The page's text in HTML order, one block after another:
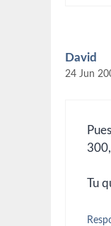
David
24 Jun
Tu